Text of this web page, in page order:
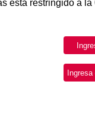
está restringido a